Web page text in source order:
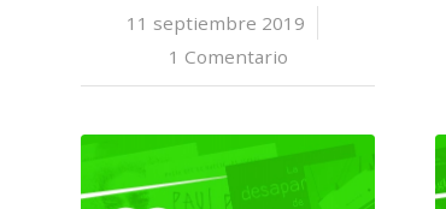
11 septiembre 2019
/
1 Comentario